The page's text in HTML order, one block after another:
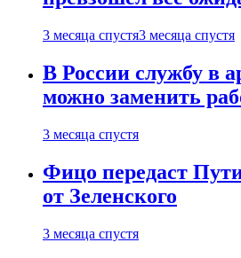
3 месяца спустя3 месяца спустя
В России службу в
можно заменить
3 месяца спустя
Фицо передаст
от Зеленского
3 месяца спустя